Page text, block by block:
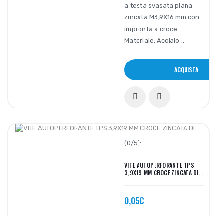
a testa svasata piana
zincata M3,9X16 mm con
impronta a croce.
Materiale: Acciaio ..
ACQUISTA
(0/5):
VITE AUTOPERFORANTE TPS
3,9X19 MM CROCE ZINCATA DI...
0,05€